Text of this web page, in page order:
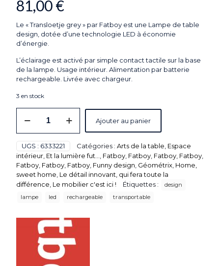
81,00€
Le « Transloetje grey » par Fatboy est une Lampe de table
design, dotée d’une technologie LED à économie
d’énergie.
L’éclairage est activé par simple contact tactile sur la base
de la lampe. Usage intérieur. Alimentation par batterie
rechargeable. Livrée avec chargeur.
3 en stock
design
Fatboy®
"Transloetje",
grey
-
Dim°.:
H.250
Alimentation
batterie
rechargeable
Ajouter au panier
UGS : 6333221 Catégories : Arts de la table Espace
intérieur Et la lumière fut... Fatboy Fatboy Fatboy Fatboy
Fatboy Fatboy Fatboy Funny design Géométrix Home,
sweet home Le détail innovant, qui fera toute la
différence Le mobilier c'est ici ! Étiquettes :
design
lampe
led rechargeable transportable